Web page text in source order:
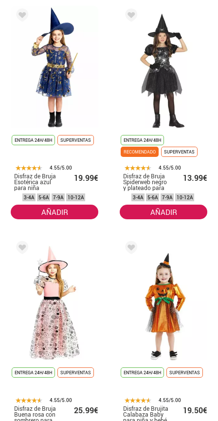
ENTREGA 24H/48H SUPERVENTAS
4.55/5.00
Disfraz de Bruja
Esotérica azul
para niña
19.99€
3-4A 5-6A 7-9A 10-12A
AÑADIR
ENTREGA 24H/48H
RECOMENDADO
SUPERVENTAS
4.55/5.00
Disfraz de Bruja
Spiderweb negro
y plateado para
niña
13.99€
3-4A 5-6A 7-9A 10-12A
AÑADIR
ENTREGA 24H/48H SUPERVENTAS
4.55/5.00
Disfraz de Bruja
Buena rosa con 25.99€
ENTREGA 24H/48H SUPERVENTAS
4.55/5.00
Disfraz de Brujita
Calabaza Baby 19.50€